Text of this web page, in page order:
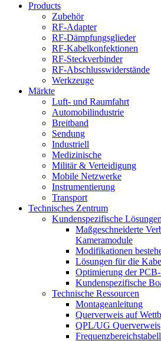
Products
Zubehör
RF-Adapter
RF-Dämpfungsglieder
RF-Kabelkonfektionen
RF-Steckverbinder
RF-Abschlusswiderstände
Werkzeuge
Märkte
Luft- und Raumfahrt
Automobilindustrie
Breitband
Sendung
Industriell
Medizinische
Militär & Verteidigung
Mobile Netzwerke
Instrumentierung
Transport
Technisches Zentrum
Kundenspezifische Lösungen
Maßgeschneiderte
Kameramodule
Modifikationen
Lösungen für die
Optimierung der
Kundenspezifische
Technische Ressourcen
Montageanleitung
Querverweis auf
QPL/UG Querverweis